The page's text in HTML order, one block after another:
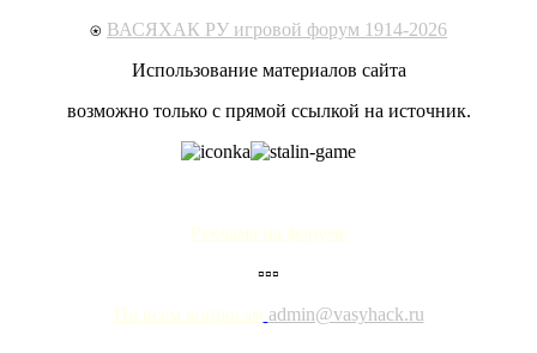
⍟ ВАСЯХАК РУ игровой форум 1914-2026
Использование материалов сайта
возможно только с прямой ссылкой на источник.
Реклама на форуме
▫▫▫
По всем вопросам admin@vasyhack.ru